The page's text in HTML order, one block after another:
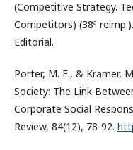
(Competitive Strategy.
Competitors) (38ª
Editorial.
Porter, M. E., & Kramer,
Society: The Link
Corporate Social
Review, 84(12), 78-92.